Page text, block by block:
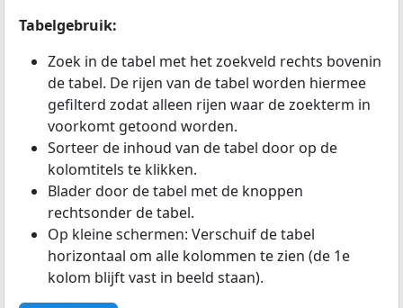
Tabelgebruik:
Zoek in de tabel met het zoekveld rechts bovenin
de tabel. De rijen van de tabel worden hiermee
gefilterd zodat alleen rijen waar de zoekterm in
voorkomt getoond worden.
Sorteer de inhoud van de tabel door op de
kolomtitels te klikken.
Blader door de tabel met de knoppen
rechtsonder de tabel.
Op kleine schermen: Verschuif de tabel
horizontaal om alle kolommen te zien (de 1e
kolom blijft vast in beeld staan).